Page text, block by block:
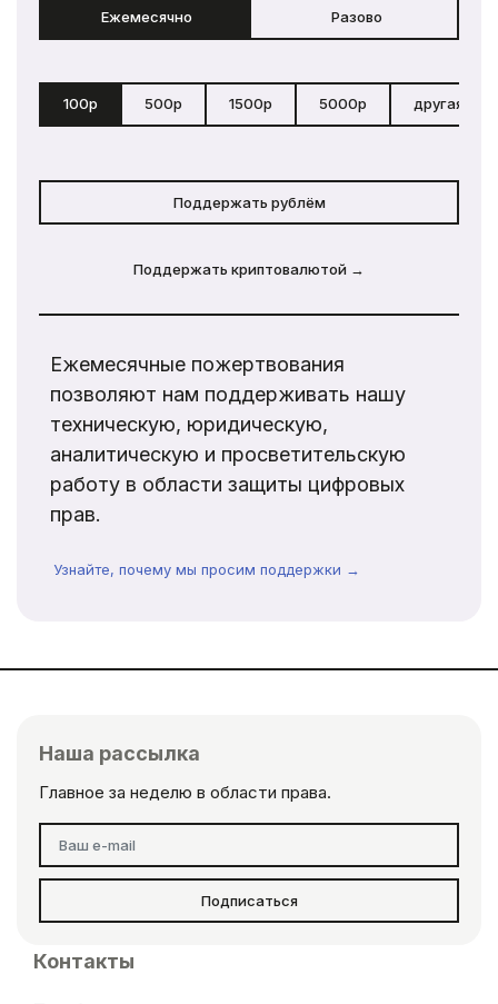
Ежемесячно Разово
100р 500р 1500р 5000р другая
Поддержать рублём
Поддержать криптовалютой →
Ежемесячные пожертвования
позволяют нам поддерживать нашу
техническую, юридическую,
аналитическую и просветительскую
работу в области защиты цифровых
прав.
Узнайте, почему мы просим поддержки →
Наша рассылка
Главное за неделю в области права.
Подписаться
Контакты